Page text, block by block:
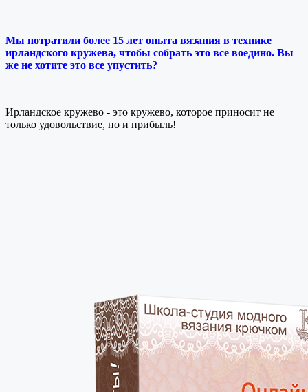
Мы потратили более 15 лет опыта вязания в технике
ирландского кружева, чтобы собрать это все воедино. Вы
же не хотите это все упустить?
Ирландское кружево - это кружево, которое приносит не
только удовольствие, но и прибыль!